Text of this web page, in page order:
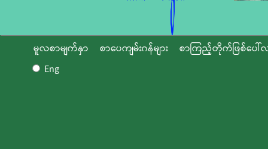
မူလစာမျက်နှာ စာပေကျမ်းဂန်များ
စာကြည့်တိုက်ဖြစ်ပေါ်
Eng